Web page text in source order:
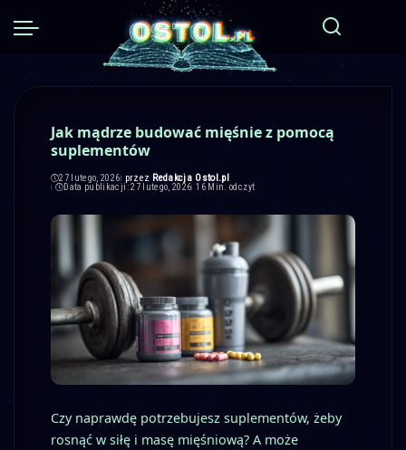
Jak mądrze budować mięśnie z pomocą
suplementów
27 lutego, 2026Posted
by
przez Redakcja Ostol.pl
Data publikacji: 27 lutego, 2026 16 Min. odczyt
Czy naprawdę potrzebujesz suplementów, żeby
rosnąć w siłę i masę mięśniową? A może